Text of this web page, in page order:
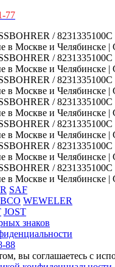
77
SAF
WEWELER
JOST
знаков
88
вы соглашаетесь с